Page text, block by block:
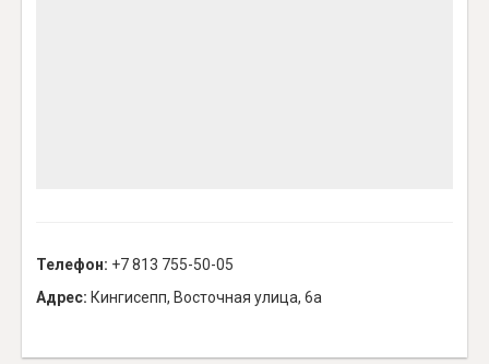
Телефон: +7 813 755-50-05
Адрес: Кингисепп, Восточная улица, 6а